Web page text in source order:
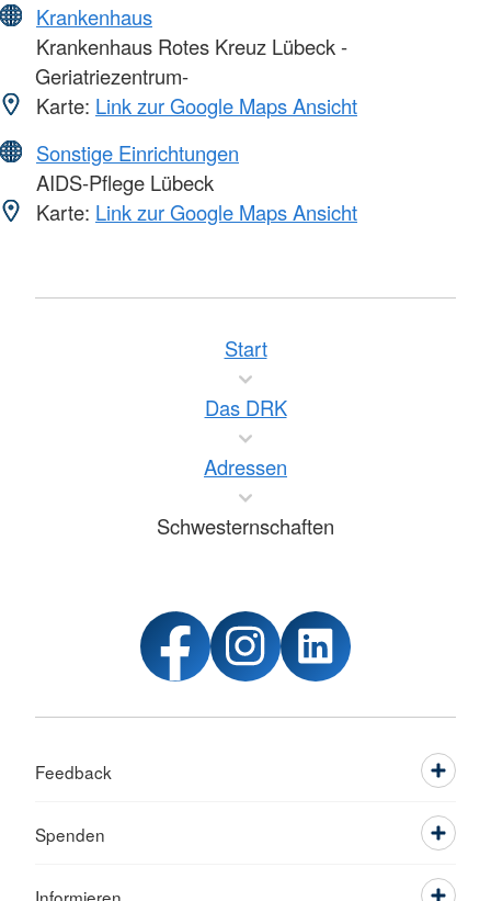
Krankenhaus
Krankenhaus Rotes Kreuz Lübeck -
Geriatriezentrum-
Karte: Link zur Google Maps Ansicht
Sonstige Einrichtungen
AIDS-Pflege Lübeck
Karte: Link zur Google Maps Ansicht
Start
Das DRK
Adressen
Schwesternschaften
Feedback
Spenden